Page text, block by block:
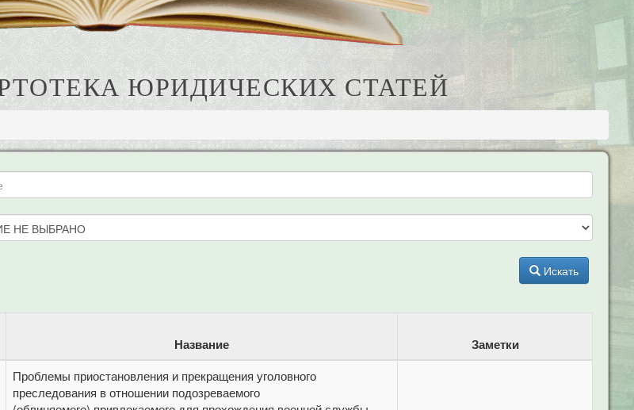
ЮРИДИЧЕСКИХ СТАТЕЙ
Искать
Название Заметки
Проблемы приостановления и прекращения уголовного
преследования в отношении подозреваемого